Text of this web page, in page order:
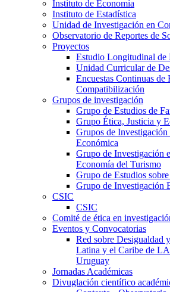
Instituto de Economía
Instituto de Estadística
Unidad de Investigación en
Observatorio de Reportes de
Proyectos
Estudio Longitudinal de
Unidad Curricular de
Encuestas Continuas de
Compatibilización
Grupos de investigación
Grupo de Estudios de
Grupo Ética, Justicia y
Grupos de
Económica
Grupo de Investigación
Economía del Turismo
Grupo de Estudios
Grupo de Investigación
CSIC
CSIC
Comité de ética en
Eventos y Convocatorias
Red sobre Desigualdad
Latina y el Caribe de
Uruguay
Jornadas Académicas
Divuglación científico